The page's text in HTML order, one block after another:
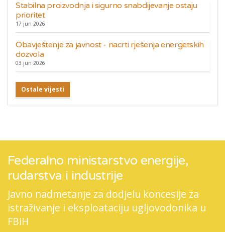
Stabilna proizvodnja i sigurno snabdijevanje ostaju
prioritet
17 jun 2026
Obavještenje za javnost - nacrti rješenja energetskih
dozvola
03 jun 2026
Ostale vijesti
Federalno ministarstvo energije,
rudarstva i industrije
Javno nadmetanje za dodjelu koncesije za
istraživanje i eksploataciju ugljovodonika u
FBiH